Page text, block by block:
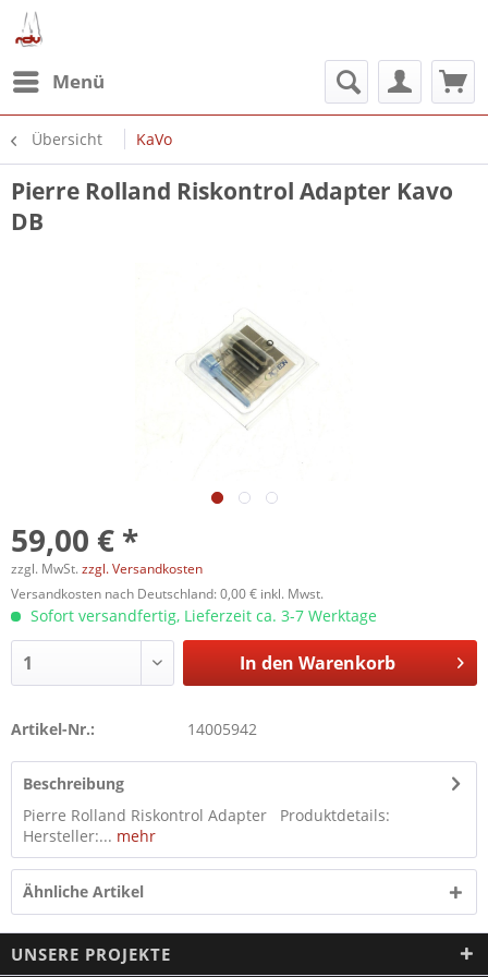
Menü
Übersicht KaVo
Pierre Rolland Riskontrol Adapter Kavo
DB
59,00 € *
zzgl. MwSt. zzgl. Versandkosten
Versandkosten nach Deutschland: 0,00 € inkl. Mwst.
Sofort versandfertig, Lieferzeit ca. 3-7 Werktage
In den Warenkorb
Artikel-Nr.: 14005942
Beschreibung
Pierre Rolland Riskontrol Adapter Produktdetails:
Hersteller:... mehr
Ähnliche Artikel
UNSERE PROJEKTE